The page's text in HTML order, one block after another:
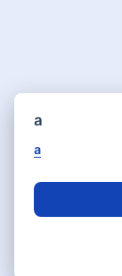
a
a